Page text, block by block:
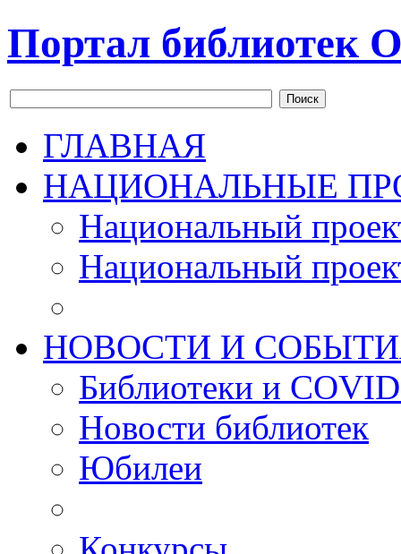
Портал библиотек
Поиск
ГЛАВНАЯ
НАЦИОНАЛЬНЫЕ
Национальный
Национальный
НОВОСТИ И
Библиотеки и
Новости библиотек
Юбилеи